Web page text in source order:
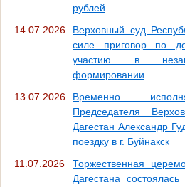
рублей
14.07.2026
Верховный суд
силе приговор по
участию в
формировании
13.07.2026
Временно
Председателя
Дагестан Александр
поездку в г. Буйнакск
11.07.2026
Торжественная
Дагестана